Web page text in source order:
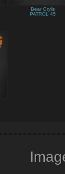
Bear Grylls
PATROL 45